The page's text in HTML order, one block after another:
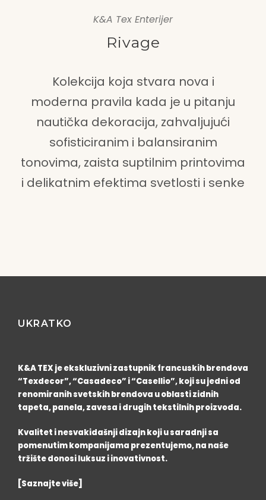
K&A Tex Enterijer
Rivage
Kolekcija koja stvara nova i
moderna pravila kada je u pitanju
nautička dekoracija, zahvaljujući
sofisticiranim i balansiranim
tonovima, zaista suptilnim printovima
i delikatnim efektima svetlosti i senke
UKRATKO
K&A TEX je ekskluzivni zastupnik francuskih brendova
“Texdecor”, “Casadeco” i “Casellio”, koji su jedni od
renomiranih svetskih brendova u oblasti zidnih
tapeta, panela, zavesa i drugih tekstilnih proizvoda.
Kvalitet i nesvakidašnji dizajn koji u saradnji sa
pomenutim kompanijama prezentujemo, na naše
tržište donosi luksuz i inovativnost.
[Saznajte više]